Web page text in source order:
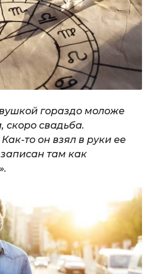
гораздо моложе
скоро свадьба.
то он взял в руки ее
там как